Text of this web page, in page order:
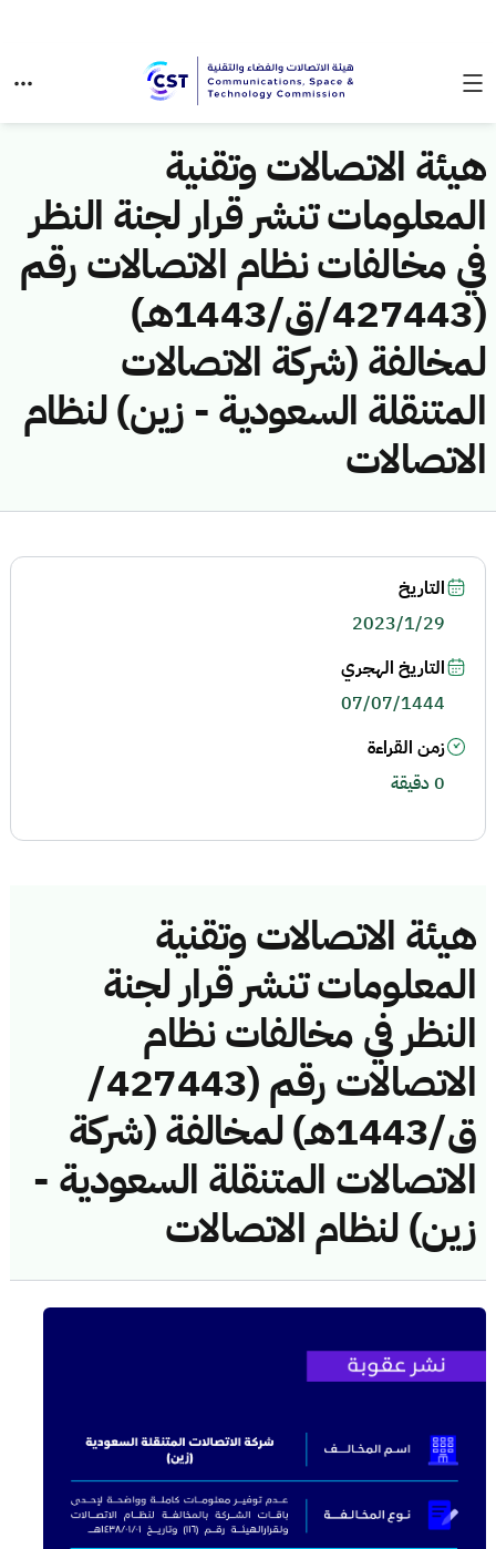
هيئة الاتصالات وتقنية
المعلومات تنشر قرار لجنة النظر
في مخالفات نظام الاتصالات رقم
(427443/ق/1443هـ)
لمخالفة (شركة الاتصالات
المتنقلة السعودية - زين) لنظام
الاتصالات
هيئة الاتصالات وتقنية
المعلومات تنشر قرار لجنة
النظر في مخالفات نظام
الاتصالات رقم (427443/
ق/1443هـ) لمخالفة (شركة
الاتصالات المتنقلة السعودية -
زين) لنظام الاتصالات
التاريخ
2023/1/29
التاريخ الهجري
07/07/1444
زمن القراءة
0 دقيقة